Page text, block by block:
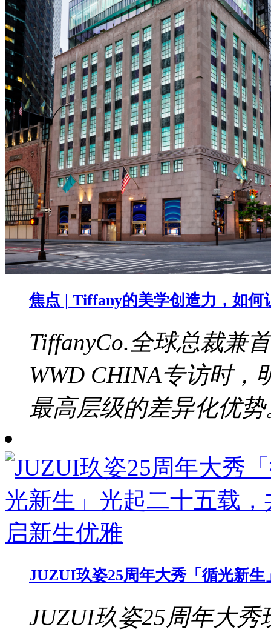
焦点 | Tiffany的美学创造力，如何
TiffanyCo.全球总裁兼
WWD CHINA专访时
最高层级的差异化优势
JUZUI玖姿25周年大秀「循光新
JUZUI玖姿25周年大秀